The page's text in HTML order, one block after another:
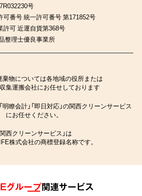
号
可番号 統一許可番号 第171852号
許可 近運自貨第368号
整理士優良事業所
棄物については各地域の役所または
集運搬会社にお任せしております
明瞭会計」「即日対応」の関西クリーンサービス
にお任せください。
関西クリーンサービス」は
株式会社の商標登録名称です。
グループ関連サービス